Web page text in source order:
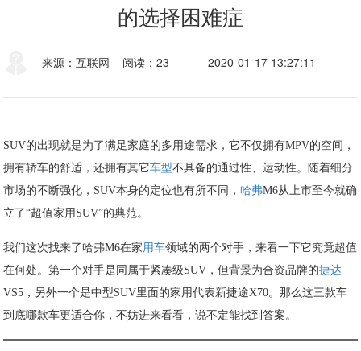
的选择困难症
来源：互联网 阅读：23 2020-01-17 13:27:11
SUV的出现就是为了满足家庭的多用途需求，它不仅拥有MPV的空间，
拥有轿车的舒适，还拥有其它车型不具备的通过性、运动性。随着细分
市场的不断强化，SUV本身的定位也有所不同， 哈弗M6从上市至今就确
立了“超值家用SUV”的典范。
我们这次找来了哈弗M6在家用车领域的两个对手，来看一下它究竟超值
在何处。第一个对手是同属于紧凑级SUV，但背景为合资品牌的捷达
VS5，另外一个是中型SUV里面的家用代表新捷途X70。那么这三款车
到底哪款车更适合你，不妨进来看看，说不定能找到答案。